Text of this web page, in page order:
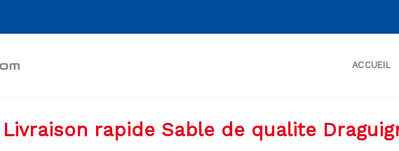
ACCUEIL
Livraison rapide Sable de qualite